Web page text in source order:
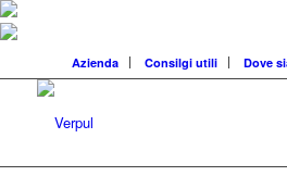
Azienda Consilgi utili Dove